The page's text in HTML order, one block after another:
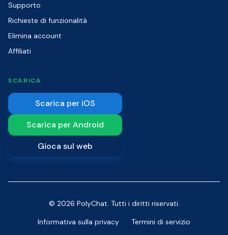
Supporto
Richieste di funzionalità
Elimina account
Affiliati
SCARICA
Scarica per iOS
Scarica per Android
Gioca sul web
© 2026 PolyChat. Tutti i diritti riservati.
Informativa sulla privacy
Termini di servizio